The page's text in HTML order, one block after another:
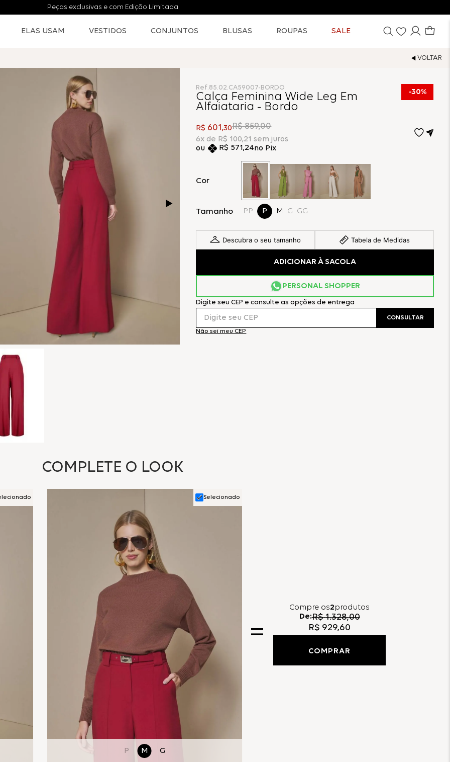
Peças exclusivas e com Edição Limitada
ELAS USAM VESTIDOS CONJUNTOS BLUSAS ROUPAS SALE
30%
Ref.85.02.CA59007-BORDO
Calça Feminina Wide Leg Em
Alfaiataria - Bordo
R$ 601,30R$ 859,00
6x de R$ 100,21 sem juros
R$ 571,24no Pix
Cor
Tamanho PP P M G GG
Descubra o seu tamanho Tabela de Medidas
ADICIONAR À SACOLA
PERSONAL SHOPPER
Digite seu CEP e consulte as opções de entrega
Não sei meu CEP
CONSULTAR
COMPLETE O LOOK
Selecionado
P M G
Compre os2produtos
De:R$ 1.328,00
R$ 929,60
COMPRAR